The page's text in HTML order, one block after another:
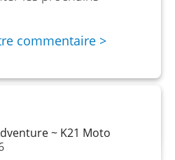
commentaire >
~ K21 Moto